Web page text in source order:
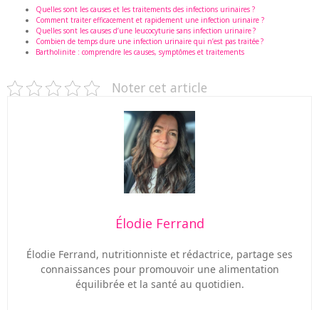
Quelles sont les causes et les traitements des infections urinaires ?
Comment traiter efficacement et rapidement une infection urinaire ?
Quelles sont les causes d’une leucocyturie sans infection urinaire ?
Combien de temps dure une infection urinaire qui n’est pas traitée ?
Bartholinite : comprendre les causes, symptômes et traitements
Noter cet article
Élodie Ferrand
Élodie Ferrand, nutritionniste et rédactrice, partage ses
connaissances pour promouvoir une alimentation
équilibrée et la santé au quotidien.